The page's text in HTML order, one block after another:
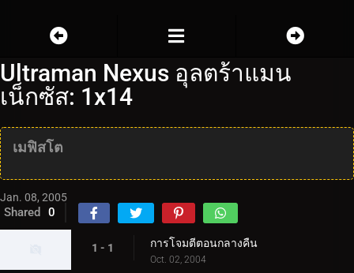
Ultraman Nexus อุลตร้าแมน
เน็กซัส: 1x14
เมฟิสโต
Jan. 08, 2005
Shared 0
1 - 1 การโจมตีตอนกลางคืน
Oct. 02, 2004